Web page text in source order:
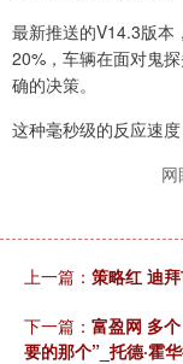
最新推送的V14.3版本
20%，车辆在面对鬼
确的决策。
这种毫秒级的反应速
网
上一篇： 策略红 迪
下一篇： 富盈网 多
要的那个”_托德·霍